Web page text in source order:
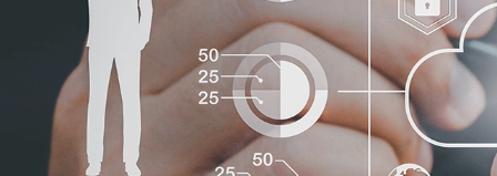
KINGKONG DURA KINGKONG E1